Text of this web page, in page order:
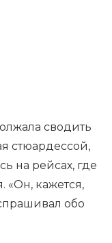
сводить
стюардессой,
на рейсах, где
«Он, кажется,
обо